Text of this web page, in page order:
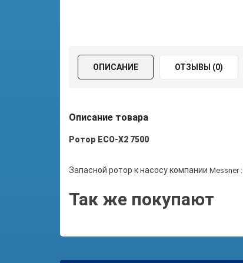
ОПИСАНИЕ ОТЗЫВЫ (0)
Описание товара
Ротор ECO-X2 7500
Запасной ротор к насосу компании Messner :
Так же покупают